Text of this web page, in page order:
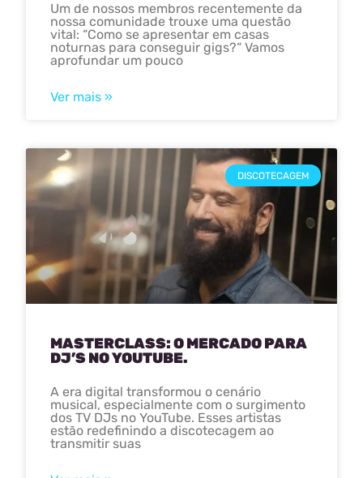
Um de nossos membros recentemente da
nossa comunidade trouxe uma questão
vital: “Como se apresentar em casas
noturnas para conseguir gigs?“ Vamos
aprofundar um pouco
Ver mais »
DISCOTECAGEM
MASTERCLASS: O MERCADO PARA
DJ’S NO YOUTUBE.
A era digital transformou o cenário
musical, especialmente com o surgimento
dos TV DJs no YouTube. Esses artistas
estão redefinindo a discotecagem ao
transmitir suas